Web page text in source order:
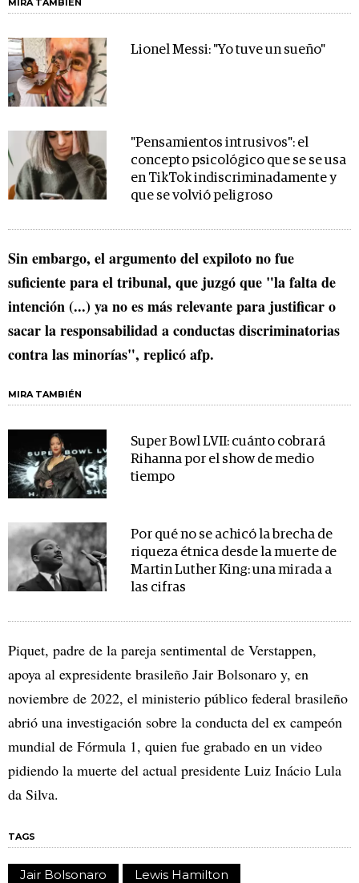
MIRA TAMBIÉN
Lionel Messi: "Yo tuve un sueño"
"Pensamientos intrusivos": el
concepto psicológico que se se usa
en TikTok indiscriminadamente y
que se volvió peligroso
Sin embargo, el argumento del expiloto no fue
suficiente para el tribunal, que juzgó que "la falta de
intención (...) ya no es más relevante para justificar o
sacar la responsabilidad a conductas discriminatorias
contra las minorías", replicó afp.
MIRA TAMBIÉN
Super Bowl LVII: cuánto cobrará
Rihanna por el show de medio
tiempo
Por qué no se achicó la brecha de
riqueza étnica desde la muerte de
Martin Luther King: una mirada a
las cifras
Piquet, padre de la pareja sentimental de Verstappen,
apoya al expresidente brasileño Jair Bolsonaro y, en
noviembre de 2022, el ministerio público federal brasileño
abrió una investigación sobre la conducta del ex campeón
mundial de Fórmula 1, quien fue grabado en un video
pidiendo la muerte del actual presidente Luiz Inácio Lula
da Silva.
TAGS
Jair Bolsonaro
Lewis Hamilton